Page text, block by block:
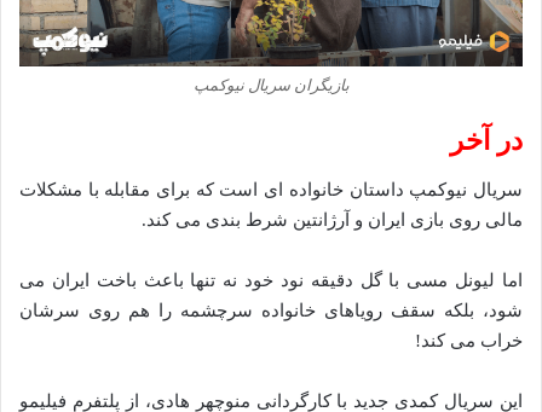
بازیگران سریال نیوکمپ
در آخر
سریال نیوکمپ داستان خانواده ای است که برای مقابله با مشکلات
مالی روی بازی ایران و آرژانتین شرط بندی می کند.
اما لیونل مسی با گل دقیقه نود خود نه تنها باعث باخت ایران می
شود، بلکه سقف رویاهای خانواده سرچشمه را هم روی سرشان
خراب می کند!
این سریال کمدی جدید با کارگردانی منوچهر هادی، از پلتفرم فیلیمو